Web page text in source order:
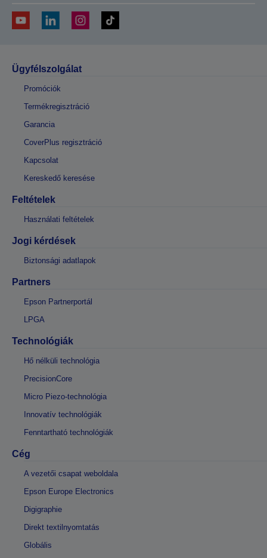
Ügyfélszolgálat
Promóciók
Termékregisztráció
Garancia
CoverPlus regisztráció
Kapcsolat
Kereskedő keresése
Feltételek
Használati feltételek
Jogi kérdések
Biztonsági adatlapok
Partners
Epson Partnerportál
LPGA
Technológiák
Hő nélküli technológia
PrecisionCore
Micro Piezo-technológia
Innovatív technológiák
Fenntartható technológiák
Cég
A vezetői csapat weboldala
Epson Europe Electronics
Digigraphie
Direkt textilnyomtatás
Globális